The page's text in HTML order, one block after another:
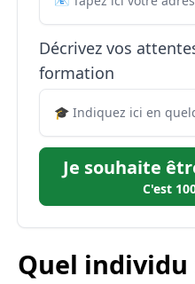
Décrivez vos
formation
Je souhaite
C'est
Quel